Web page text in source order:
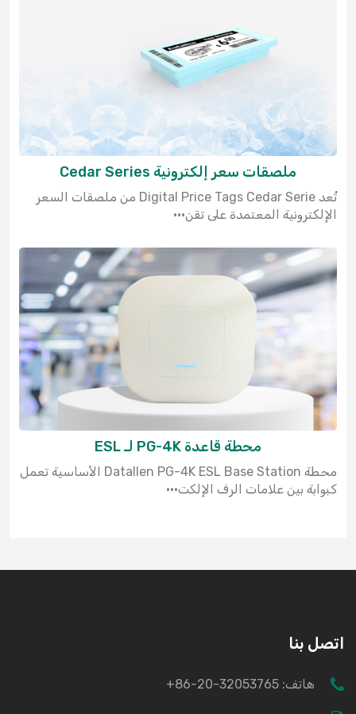
ملصقات سعر إلكترونية Cedar Series
تُعد Digital Price Tags Cedar Serie من ملصقات السعر
الإلكترونية المعتمدة على تقن···
محطة قاعدة PG-4K لـ ESL
محطة Datallen PG-4K ESL Base Station الأساسية تعمل
كبوابة بين علامات الرف الإلكت···
اتصل بنا
هاتف: +86-20-32053765